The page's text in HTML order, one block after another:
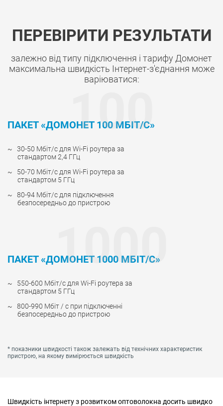
ПЕРЕВІРИТИ РЕЗУЛЬТАТИ
залежно від типу підключення і тарифу Домонет
максимальна швидкість Інтернет-з'єднання може
варіюватися:
100
ПАКЕТ «ДОМОНЕТ 100 МБІТ/С»
30-50 Мбіт/с для Wi-Fi роутера за
стандартом 2,4 ГГц
50-70 Мбіт/с для Wi-Fi роутера за
стандартом 5 ГГц
80-94 Мбіт/с для підключення
безпосередньо до пристрою
1000
ПАКЕТ «ДОМОНЕТ 1000 МБІТ/С»
550-600 Мбіт/с для Wi-Fi роутера за
стандартом 5 ГГц
800-990 Мбіт / с при підключенні
безпосередньо до пристрою
* показники швидкості також залежать від технічних характеристик
пристрою, на якому вимірюється швидкість
Швидкість інтернету з розвитком оптоволокна досить швидко